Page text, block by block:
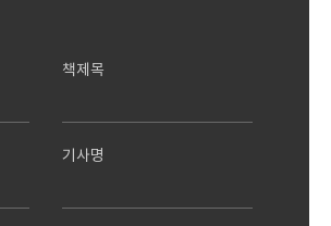
책제목
기사명